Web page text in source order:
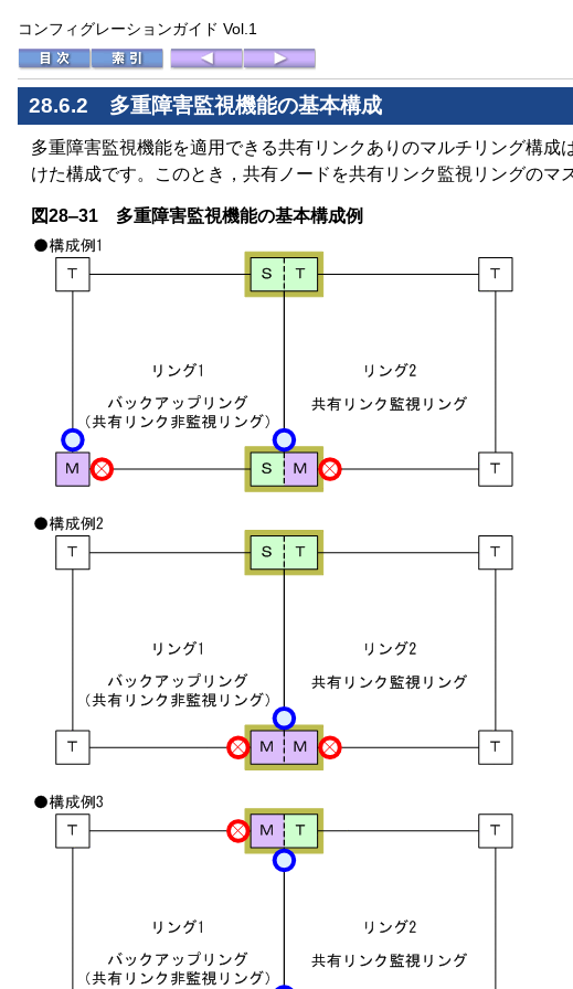
コンフィグレーションガイド Vol.1
28.6.2 多重障害監視機能の基本構成
多重障害監視機能を適用できる共有リンクありのマルチリング構
けた構成です。このとき，共有ノードを共有リンク監視リングの
図28‒31 多重障害監視機能の基本構成例